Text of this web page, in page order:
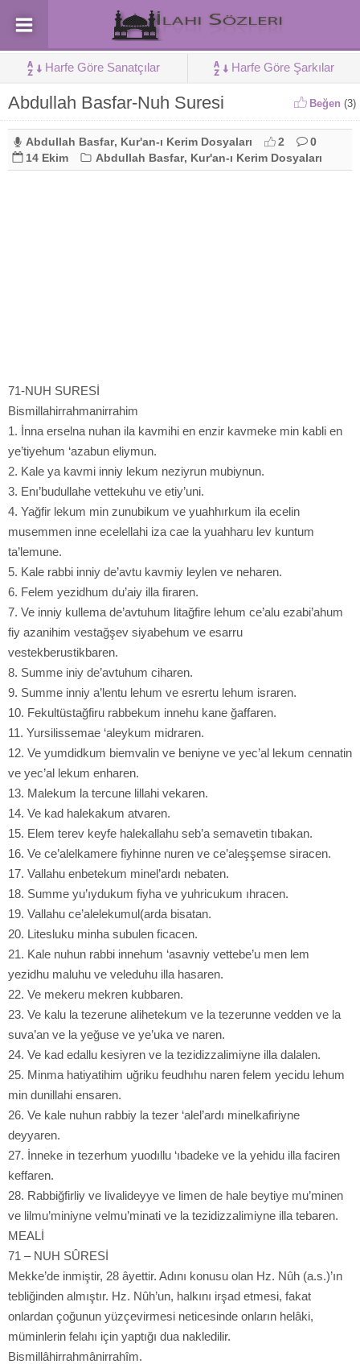
Harfe Göre Sanatçılar Harfe Göre Şarkılar
Abdullah Basfar-Nuh Suresi Beğen (3)
Abdullah Basfar, Kur'an-ı Kerim Dosyaları 2
0
14 Ekim
Abdullah Basfar, Kur'an-ı Kerim Dosyaları
71-NUH SURESİ
Bismillahirrahmanirrahim
1. İnna erselna nuhan ila kavmihi en enzir kavmeke min kabli en
ye’tiyehum ‘azabun eliymun.
2. Kale ya kavmi inniy lekum neziyrun mubiynun.
3. Enı’budullahe vettekuhu ve etiy’uni.
4. Yağfir lekum min zunubikum ve yuahhırkum ila ecelin
musemmen inne ecelellahi iza cae la yuahharu lev kuntum
ta’lemune.
5. Kale rabbi inniy de’avtu kavmiy leylen ve neharen.
6. Felem yezidhum du’aiy illa firaren.
7. Ve inniy kullema de’avtuhum litağfire lehum ce’alu ezabi’ahum
fiy azanihim vestağşev siyabehum ve esarru
vestekberustikbaren.
8. Summe iniy de’avtuhum ciharen.
9. Summe inniy a’lentu lehum ve esrertu lehum israren.
10. Fekultüstağfiru rabbekum innehu kane ğaffaren.
11. Yursilissemae ‘aleykum midraren.
12. Ve yumdidkum biemvalin ve beniyne ve yec’al lekum cennatin
ve yec’al lekum enharen.
13. Malekum la tercune lillahi vekaren.
14. Ve kad halekakum atvaren.
15. Elem terev keyfe halekallahu seb’a semavetin tıbakan.
16. Ve ce’alelkamere fiyhinne nuren ve ce’aleşşemse siracen.
17. Vallahu enbetekum minel’ardı nebaten.
18. Summe yu’ıydukum fiyha ve yuhricukum ıhracen.
19. Vallahu ce’alelekumul(arda bisatan.
20. Litesluku minha subulen ficacen.
21. Kale nuhun rabbi innehum ‘asavniy vettebe’u men lem
yezidhu maluhu ve veleduhu illa hasaren.
22. Ve mekeru mekren kubbaren.
23. Ve kalu la tezerune alihetekum ve la tezerunne vedden ve la
suva’an ve la yeğuse ve ye’uka ve naren.
24. Ve kad edallu kesiyren ve la tezidizzalimiyne illa dalalen.
25. Minma hatiyatihim uğriku feudhıhu naren felem yecidu lehum
min dunillahi ensaren.
26. Ve kale nuhun rabbiy la tezer ‘alel’ardı minelkafiriyne
deyyaren.
27. İnneke in tezerhum yuodıllu ‘ıbadeke ve la yehidu illa faciren
keffaren.
28. Rabbiğfirliy ve livalideyye ve limen de hale beytiye mu’minen
ve lilmu’miniyne velmu’minati ve la tezidizzalimiyne illa tebaren.
MEALİ
71 – NUH SÛRESİ
Mekke’de inmiştir, 28 âyettir. Adını konusu olan Hz. Nûh (a.s.)’ın
tebliğinden almıştır. Hz. Nûh’un, halkını irşad etmesi, fakat
onlardan çoğunun yüzçevirmesi neticesinde onların helâki,
müminlerin felahı için yaptığı dua nakledilir.
Bismillâhirrahmânirrahîm.